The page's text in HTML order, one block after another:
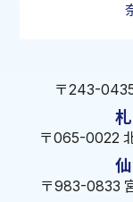
〒243-
〒065-0022
〒983-0833